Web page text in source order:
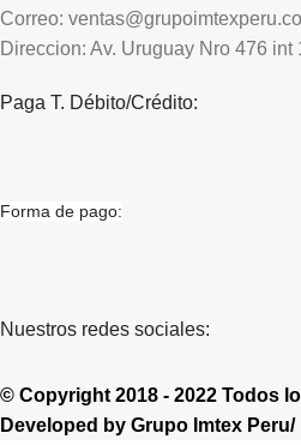
Correo:
Direccion: Av. Uruguay Nro 476 int
Paga T. Débito/Crédito:
Forma de pago:
Nuestros redes sociales:
© Copyright 2018 - 2022 Todos
Developed by Grupo Imtex Peru/